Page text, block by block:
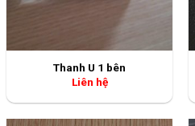
Thanh U 1 bên
Liên hệ